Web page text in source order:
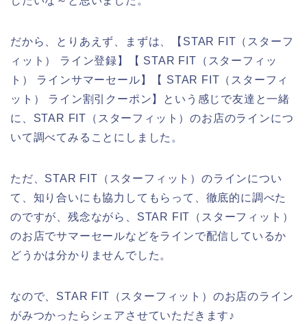
だから、とりあえず、まずは、【STAR FIT（スターフ
ィット） ライン登録】【 STAR FIT（スターフィッ
ト） ラインサマーセール】【 STAR FIT（スターフィ
ット） ライン割引クーポン】という感じで友達と一緒
に、STAR FIT（スターフィット）のお店のラインにつ
いて調べてみることにしました。
ただ、STAR FIT（スターフィット）のラインについ
て、知り合いにも協力してもらって、徹底的に調べた
のですが、残念ながら、STAR FIT（スターフィット）
のお店でサマーセールなどをラインで配信しているか
どうかは分かりませんでした。
なので、STAR FIT（スターフィット）のお店のライン
がみつかったらシェアさせていただきます♪